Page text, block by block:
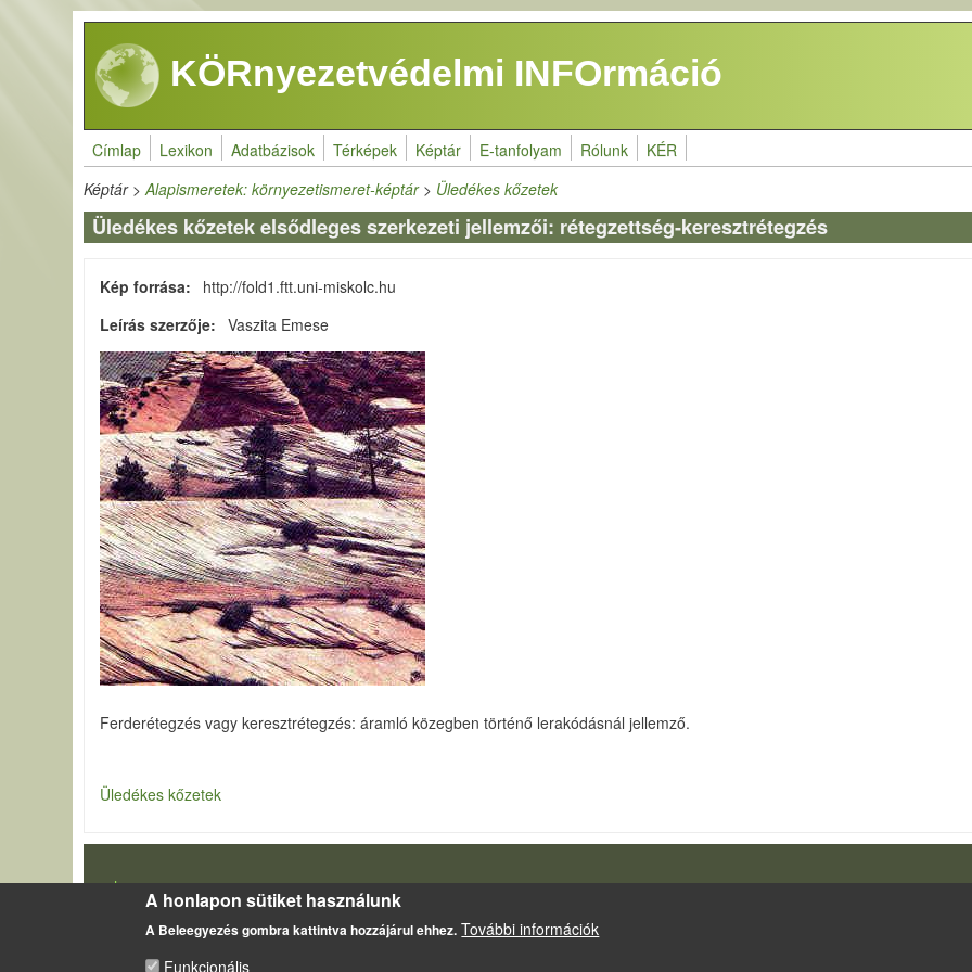
Ugrás a tartalomra
KÖRnyezetvédelmi INFOrmáció
Címlap Lexikon Adatbázisok Térképek Képtár E-tanfolyam Rólunk KÉR
Képtár>Alapismeretek: környezetismeret-képtár> Üledékes kőzetek
Üledékes kőzetek elsődleges szerkezeti jellemzői: rétegzettség-keresztrétegzés
Kép forrása
http://fold1.ftt.uni-miskolc.hu
Leírás szerzője
Vaszita Emese
Ferderétegzés vagy keresztrétegzés: áramló közegben történő lerakódásnál jellemző.
Üledékes kőzetek
LÁBLÉC
Impresszum
Sütikezelési szabályzat
A honlapon sütiket használunk
A Beleegyezés gombra kattintva hozzájárul ehhez. További információk
Funkcionális